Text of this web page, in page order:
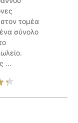
στον τομέα
σύνολο
...